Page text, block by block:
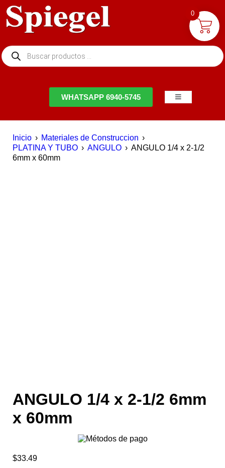
WHATSAPP 6940-5745
Inicio › Materiales de Construccion ›
PLATINA Y TUBO › ANGULO › ANGULO 1/4 x 2-1/2
6mm x 60mm
ANGULO 1/4 x 2-1/2 6mm
x 60mm
$33.49
0